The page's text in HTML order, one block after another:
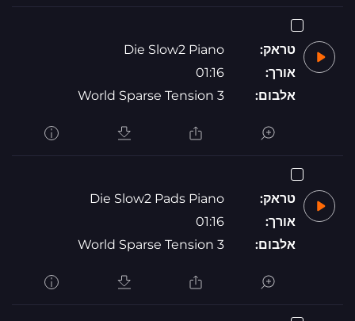
טראק:
Die Slow2 Piano
אורך:
01:16
אלבום:
World Sparse Tension 3
טראק:
Die Slow2 Pads Piano
אורך:
01:16
אלבום:
World Sparse Tension 3